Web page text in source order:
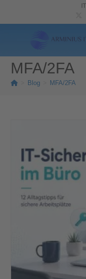
MFA/2FA
Blog MFA/2FA